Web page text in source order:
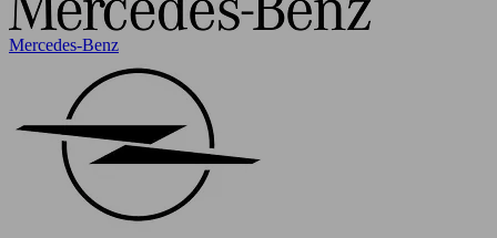
Mercedes-Benz